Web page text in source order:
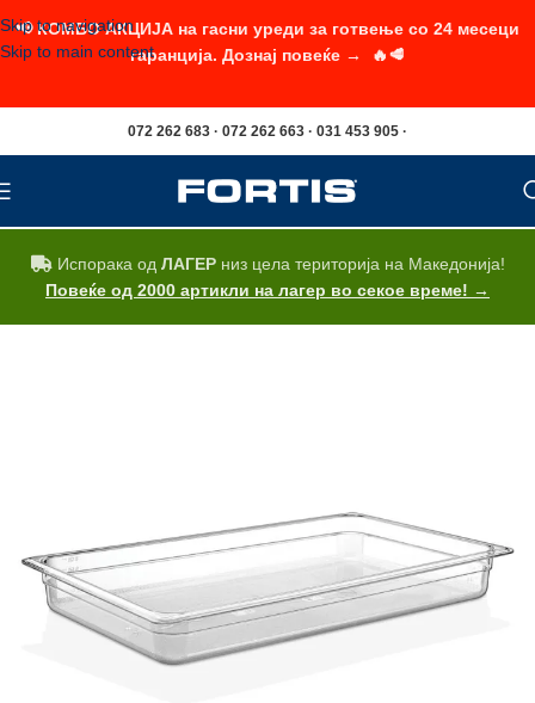
Skip to navigation
Skip to main content
072 262 683 · 072 262 663 · 031 453 905 ·
Испорака од ЛАГЕРниз цела територија на Македонија!
Повеќе од 2000 артикли на лагер во секое време! →
📢 КОМБО АКЦИЈА на гасни уреди за готвење со 24 месеци
гаранција. Дознај повеќе → 🔥🥩